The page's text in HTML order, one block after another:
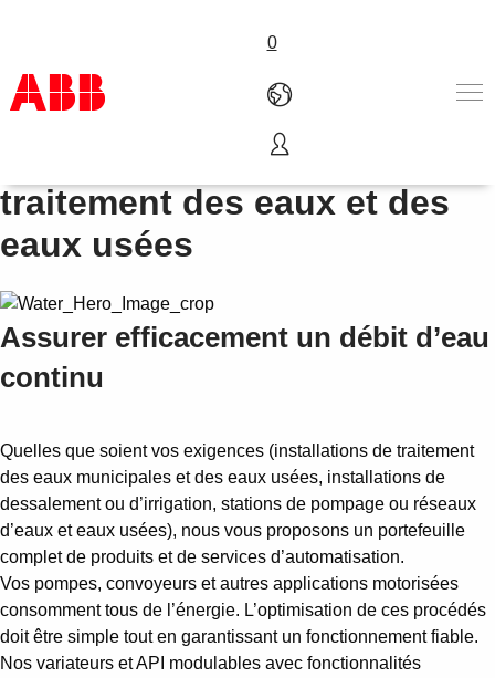
0
Produits & Services
Industries
Services
Contactez-nous
Carrières
Variateurs et API pour le
traitement des eaux et des
eaux usées
Assurer efficacement un débit d’eau
continu
Quelles que soient vos exigences (installations de traitement
des eaux municipales et des eaux usées, installations de
dessalement ou d’irrigation, stations de pompage ou réseaux
d’eaux et eaux usées), nous vous proposons un portefeuille
complet de produits et de services d’automatisation.
Vos pompes, convoyeurs et autres applications motorisées
consomment tous de l’énergie. L’optimisation de ces procédés
doit être simple tout en garantissant un fonctionnement fiable.
Nos variateurs et API modulables avec fonctionnalités